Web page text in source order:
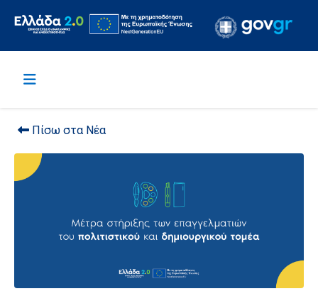
Πίσω στα Νέα